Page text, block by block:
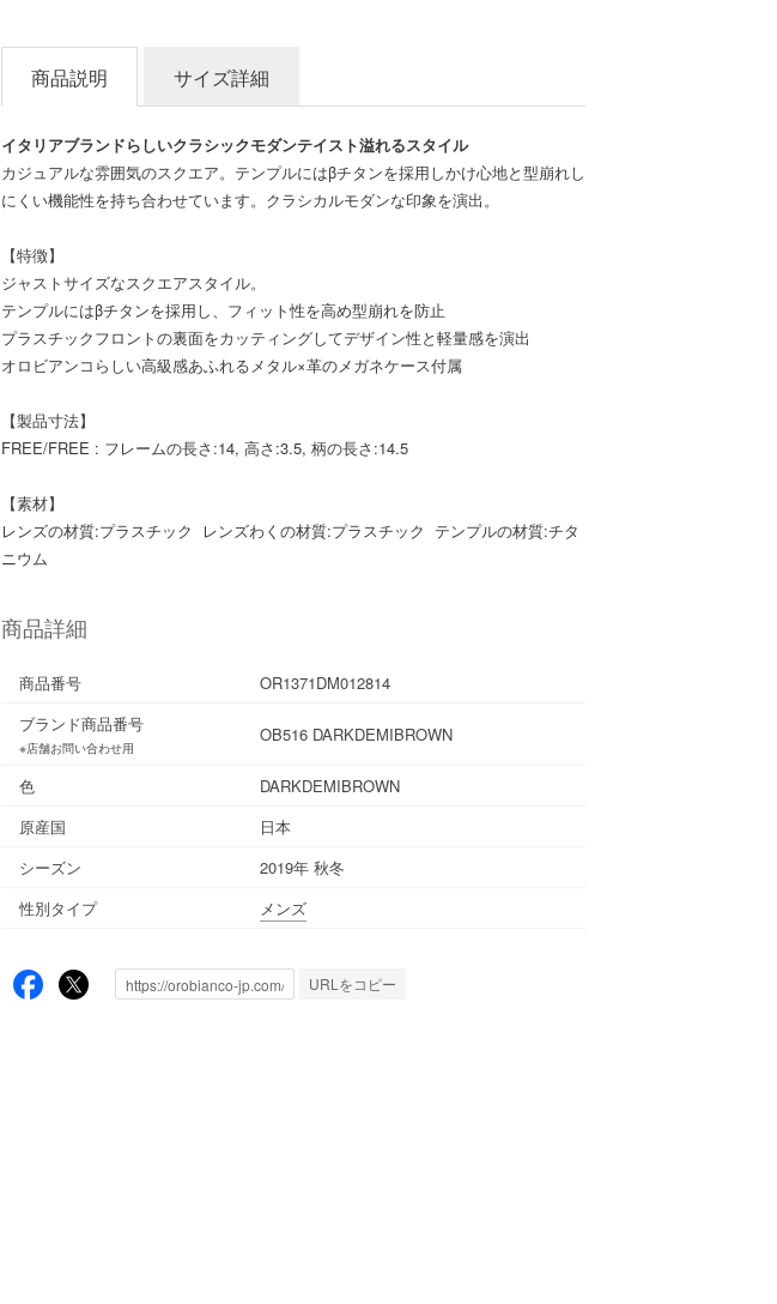
商品説明 サイズ詳細
イタリアブランドらしいクラシックモダンテイスト溢れるスタイル
カジュアルな雰囲気のスクエア。テンプルにはβチタンを採用しかけ心地と型崩れし
にくい機能性を持ち合わせています。クラシカルモダンな印象を演出。
【特徴】
ジャストサイズなスクエアスタイル。
テンプルにはβチタンを採用し、フィット性を高め型崩れを防止
プラスチックフロントの裏面をカッティングしてデザイン性と軽量感を演出
オロビアンコらしい高級感あふれるメタル×革のメガネケース付属
【製品寸法】
FREE/FREE : フレームの長さ:14, 高さ:3.5, 柄の長さ:14.5
【素材】
レンズの材質:プラスチック レンズわくの材質:プラスチック テンプルの材質:チタ
ニウム
商品詳細
商品番号
OR1371DM012814
ブランド商品番号
※店舗お問い合わせ用
OB516 DARKDEMIBROWN
色
DARKDEMIBROWN
原産国
日本
シーズン
2019年 秋冬
性別タイプ
メンズ
URLをコピー